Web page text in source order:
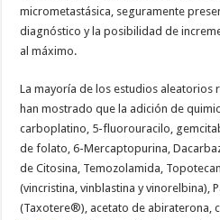
micrometastásica, seguramente
diagnóstico y la posibilidad de
al máximo.
La mayoría de los estudios aleatorios
han mostrado que la adición de
carboplatino, 5-fluorouracilo,
de folato, 6-Mercaptopurina,
de Citosina, Temozolamida,
(vincristina, vinblastina y vinorelbina),
(Taxotere®), acetato de abiraterona,